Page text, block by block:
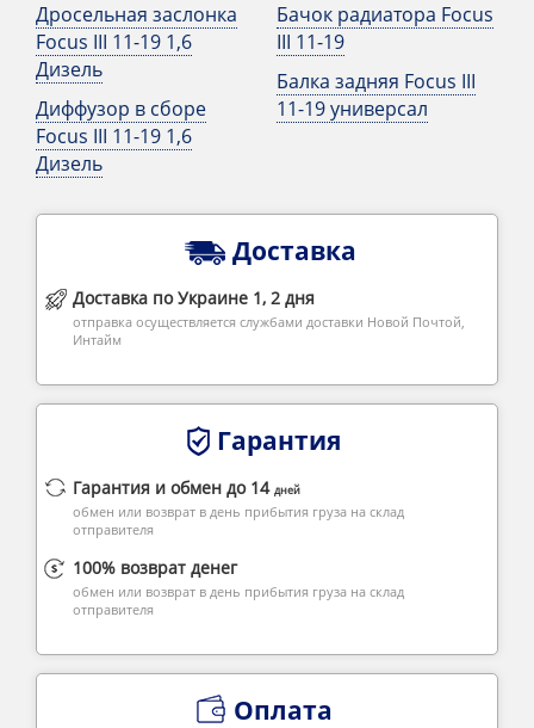
Дросельная заслонка
Focus III 11-19 1,6
Дизель
Диффузор в сборе
Focus III 11-19 1,6
Дизель
Бачок радиатора Focus
III 11-19
Балка задняя Focus III
11-19 универсал
Доставка
Доставка по Украине 1, 2 дня
отправка осуществляется службами доставки Новой Почтой,
Интайм
Гарантия
Гарантия и обмен до 14 дней
обмен или возврат в день прибытия груза на склад
отправителя
100% возврат денег
обмен или возврат в день прибытия груза на склад
отправителя
Оплата